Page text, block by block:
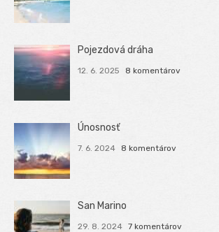
Pojezdová dráha
12. 6. 2025 8 komentárov
Únosnosť
7. 6. 2024 8 komentárov
San Marino
29. 8. 2024 7 komentárov